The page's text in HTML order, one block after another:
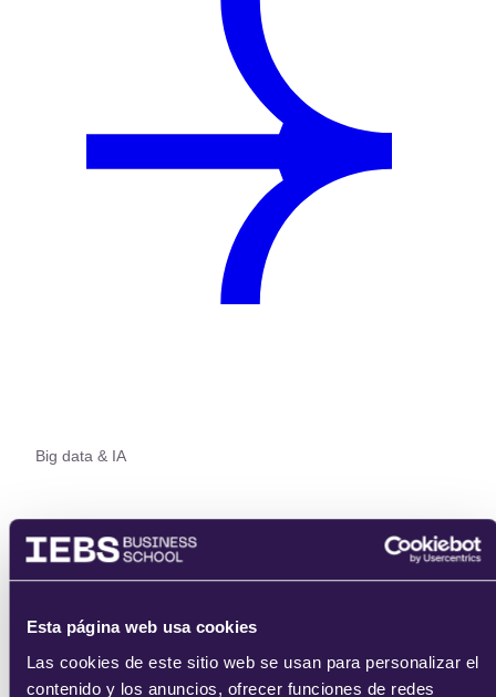
Esta página web usa cookies
Las cookies de este sitio web se usan para personalizar el
contenido y los anuncios, ofrecer funciones de redes
Big data & IA